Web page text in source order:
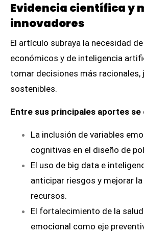
Evidencia científica y
innovadores
El artículo subraya la necesidad
económicos y de inteligencia
tomar decisiones más racionales,
sostenibles.
Entre sus principales aportes se
La inclusión de variables
cognitivas en el diseño de
El uso de big data e
anticipar riesgos y mejorar
recursos.
El fortalecimiento de la
emocional como eje